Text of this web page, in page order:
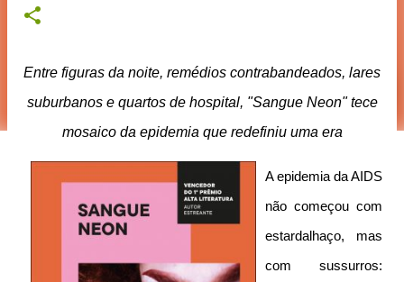
Entre figuras da noite, remédios contrabandeados, lares
suburbanos e quartos de hospital, "Sangue Neon" tece
mosaico da epidemia que redefiniu uma era
A epidemia da AIDS
não começou com
estardalhaço, mas
com sussurros: